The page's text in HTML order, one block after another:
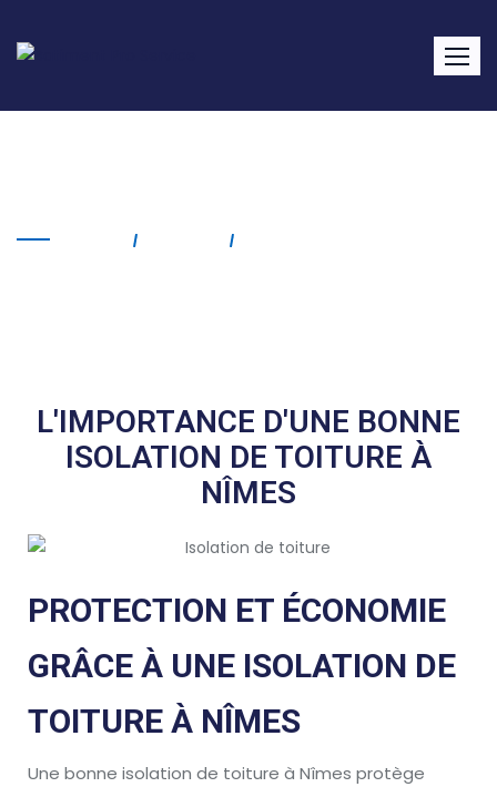
L'IMPORTANCE D'UNE BONNE
ISOLATION DE TOITURE À
NÎMES
PROTECTION ET ÉCONOMIE
GRÂCE À UNE ISOLATION DE
TOITURE À NÎMES
Une bonne isolation de toiture à Nîmes protège